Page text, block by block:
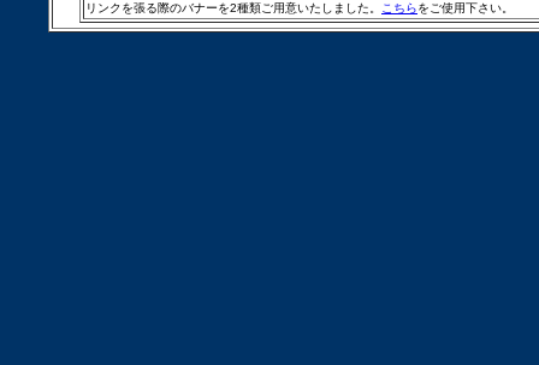
リンクを張る際のバナーを2種類ご用意いたしました。 こちらをご使用下さい。